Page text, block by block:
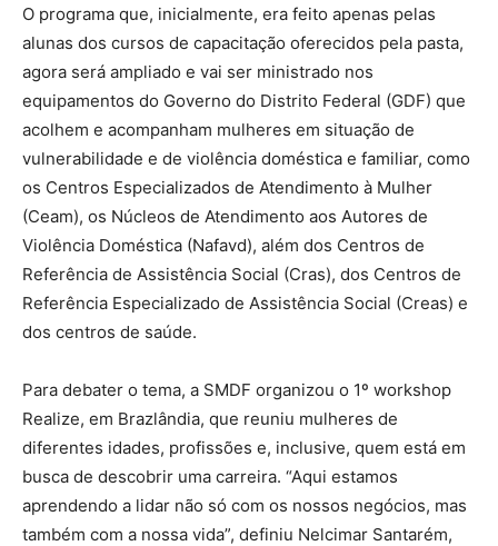
O programa que, inicialmente, era feito apenas pelas
alunas dos cursos de capacitação oferecidos pela pasta,
agora será ampliado e vai ser ministrado nos
equipamentos do Governo do Distrito Federal (GDF) que
acolhem e acompanham mulheres em situação de
vulnerabilidade e de violência doméstica e familiar, como
os Centros Especializados de Atendimento à Mulher
(Ceam), os Núcleos de Atendimento aos Autores de
Violência Doméstica (Nafavd), além dos Centros de
Referência de Assistência Social (Cras), dos Centros de
Referência Especializado de Assistência Social (Creas) e
dos centros de saúde.
Para debater o tema, a SMDF organizou o 1º workshop
Realize, em Brazlândia, que reuniu mulheres de
diferentes idades, profissões e, inclusive, quem está em
busca de descobrir uma carreira. “Aqui estamos
aprendendo a lidar não só com os nossos negócios, mas
também com a nossa vida”, definiu Nelcimar Santarém,